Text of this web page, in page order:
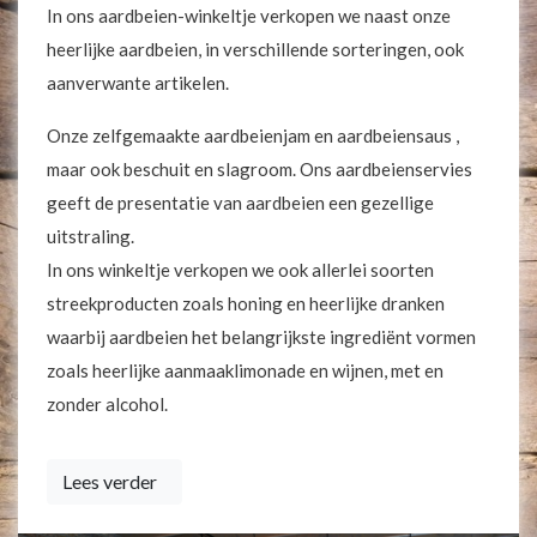
In ons aardbeien-winkeltje verkopen we naast onze
heerlijke aardbeien, in verschillende sorteringen, ook
aanverwante artikelen.
Onze zelfgemaakte aardbeienjam en aardbeiensaus ,
maar ook beschuit en slagroom. Ons aardbeienservies
geeft de presentatie van aardbeien een gezellige
uitstraling.
In ons winkeltje verkopen we ook allerlei soorten
streekproducten zoals honing en heerlijke dranken
waarbij aardbeien het belangrijkste ingrediënt vormen
zoals heerlijke aanmaaklimonade en wijnen, met en
zonder alcohol.
Lees verder